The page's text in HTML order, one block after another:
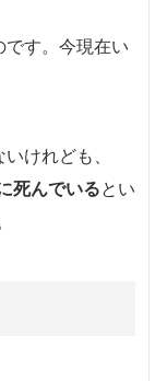
です。今現在い
けれども、
死んでいるとい